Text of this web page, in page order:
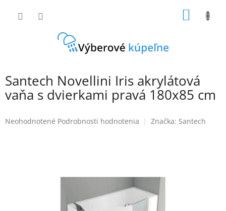
Santech Novellini Iris akrylátová
vaňa s dvierkami pravá 180x85 cm
Priemerné
Neohodnotené Podrobnosti hodnotenia Značka: Santech